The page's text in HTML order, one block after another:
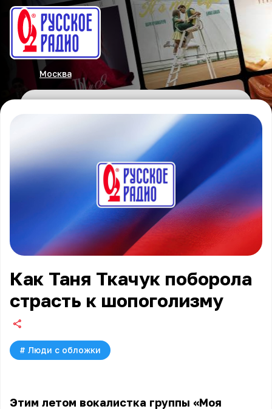
Москва
Как Таня Ткачук поборола
страсть к шопоголизму
# Люди с обложки
Этим летом вокалистка группы «Моя